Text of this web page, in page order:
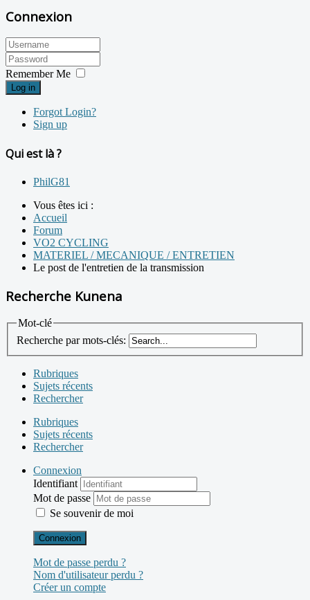
Connexion
Remember Me
Log in
Forgot Login?
Sign up
Qui est là ?
PhilG81
Vous êtes ici :
Accueil
Forum
VO2 CYCLING
MATERIEL / MECANIQUE / ENTRETIEN
Le post de l'entretien de la transmission
Recherche Kunena
Mot-clé
Recherche par mots-clés:
Rubriques
Sujets récents
Rechercher
Rubriques
Sujets récents
Rechercher
Connexion
Identifiant
Mot de passe
Se souvenir de moi
Connexion
Mot de passe perdu ?
Nom d'utilisateur perdu ?
Créer un compte